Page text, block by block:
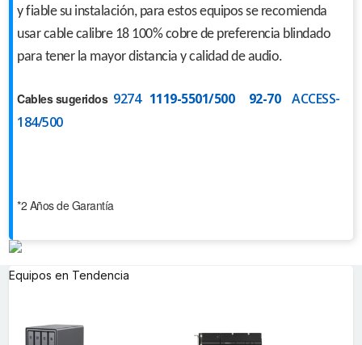
y fiable su instalación, para estos equipos se recomienda
usar cable calibre 18 100% cobre de preferencia blindado
para tener la mayor distancia y calidad de audio.
Cables sugeridos 9274 1119-5501/500 92-70
ACCESS-
184/500
*2 Años de Garantía
Equipos en Tendencia